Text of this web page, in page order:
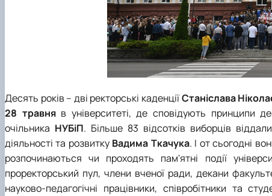
Десять років – дві ректорські каденціїСтаніслава
28 травняв університеті, де сповідують принципи
очільника НУБіП. Більше 83 відсотків виборців
діяльності та розвитку Вадима Ткачука. І от сьогодні
розпочинаються чи проходять пам'ятні події
проректорський пул, члени вченої ради, декани
науково-педагогічні працівники, співробітники та